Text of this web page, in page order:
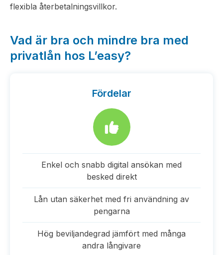
flexibla återbetalningsvillkor.
Vad är bra och mindre bra med
privatlån hos L’easy?
Fördelar
Enkel och snabb digital ansökan med
besked direkt
Lån utan säkerhet med fri användning av
pengarna
Hög beviljandegrad jämfört med många
andra långivare